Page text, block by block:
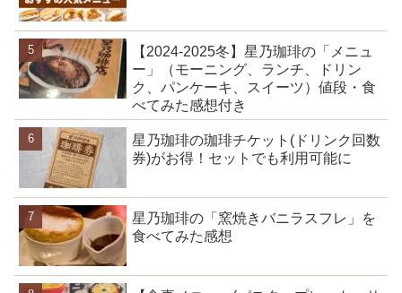
【2024-2025冬】星乃珈琲の「メニュ
ー」（モーニング、ランチ、ドリン
ク、パンケーキ、スイーツ）値段・食
べてみた感想付き
星乃珈琲の珈琲チケット(ドリンク回数
券)がお得！セットでも利用可能に
星乃珈琲の「窯焼きバニラスフレ」を
食べてみた感想